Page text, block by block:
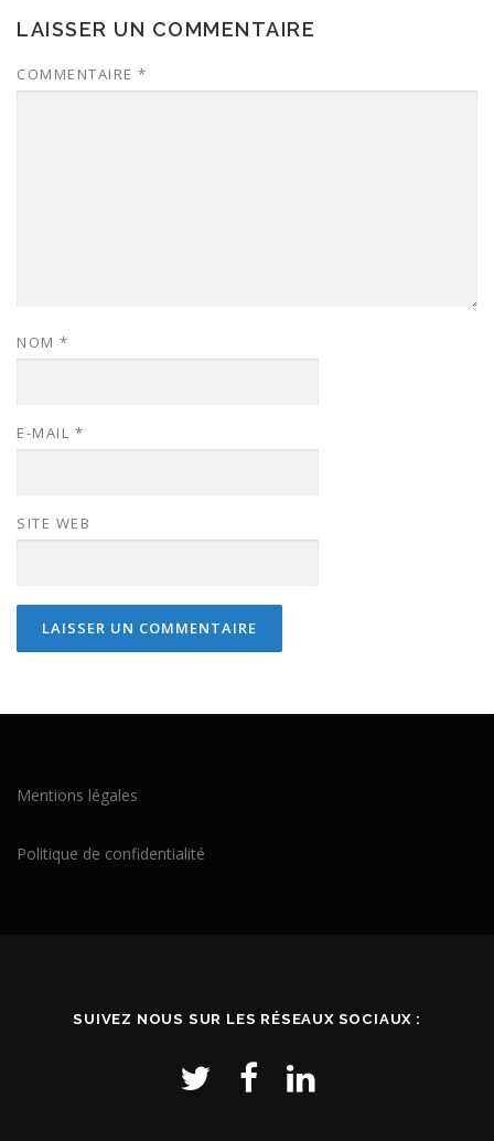
LAISSER UN COMMENTAIRE
COMMENTAIRE *
NOM *
E-MAIL *
SITE WEB
Mentions légales
Politique de confidentialité
SUIVEZ NOUS SUR LES RÉSEAUX SOCIAUX :